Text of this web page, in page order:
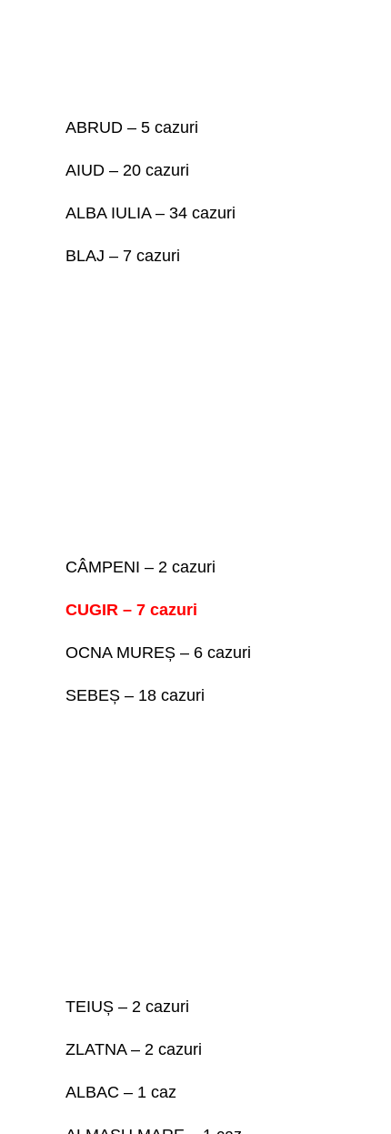
ABRUD – 5 cazuri
AIUD – 20 cazuri
ALBA IULIA – 34 cazuri
BLAJ – 7 cazuri
CÂMPENI – 2 cazuri
CUGIR – 7 cazuri
OCNA MUREȘ – 6 cazuri
SEBEȘ – 18 cazuri
TEIUȘ – 2 cazuri
ZLATNA – 2 cazuri
ALBAC – 1 caz